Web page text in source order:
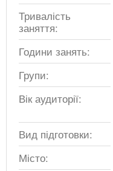
Тривалість
заняття:
Години занять:
Групи:
Вік аудиторії:
Вид підготовки:
Місто: